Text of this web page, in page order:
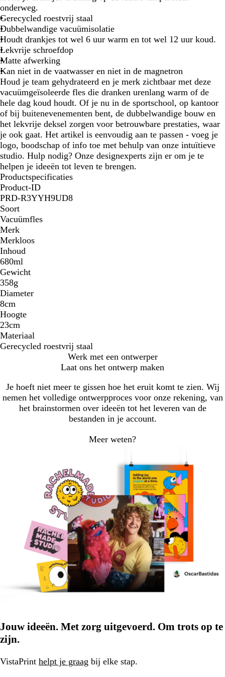
a
r
t
r
i
n
e
b
l
a
u
w
tonderweg.
Gerecycled roestvrij staal
Dubbelwandige vacuümisolatie
Houdt drankjes tot wel 6 uur warm en tot wel 12 uur koud.
Lekvrije schroefdop
Matte afwerking
Kan niet in de vaatwasser en niet in de magnetron
Houd je team gehydrateerd en je merk zichtbaar met deze
vacuümgeïsoleerde fles die dranken urenlang warm of de
hele dag koud houdt. Of je nu in de sportschool, op kantoor
of bij buitenevenementen bent, de dubbelwandige bouw en
het lekvrije deksel zorgen voor betrouwbare prestaties, waar
je ook gaat. Het artikel is eenvoudig aan te passen - voeg je
logo, boodschap of info toe met behulp van onze intuïtieve
studio. Hulp nodig? Onze designexperts zijn er om je te
helpen je ideeën tot leven te brengen.
Productspecificaties
Product-ID
PRD-R3YYH9UD8
Soort
Vacuümfles
Merk
Merkloos
Inhoud
680ml
Gewicht
358g
Diameter
8cm
Hoogte
23cm
Materiaal
Gerecycled roestvrij staal
Werk met een ontwerper
Laat ons het ontwerp maken
Je hoeft niet meer te gissen hoe het eruit komt te zien. Wij
nemen het volledige ontwerpproces voor onze rekening, van
het brainstormen over ideeën tot het leveren van de
bestanden in je account.
Meer weten?
Jouw ideeën. Met zorg uitgevoerd. Om trots op te
zijn.
VistaPrint helpt je graag bij elke stap.